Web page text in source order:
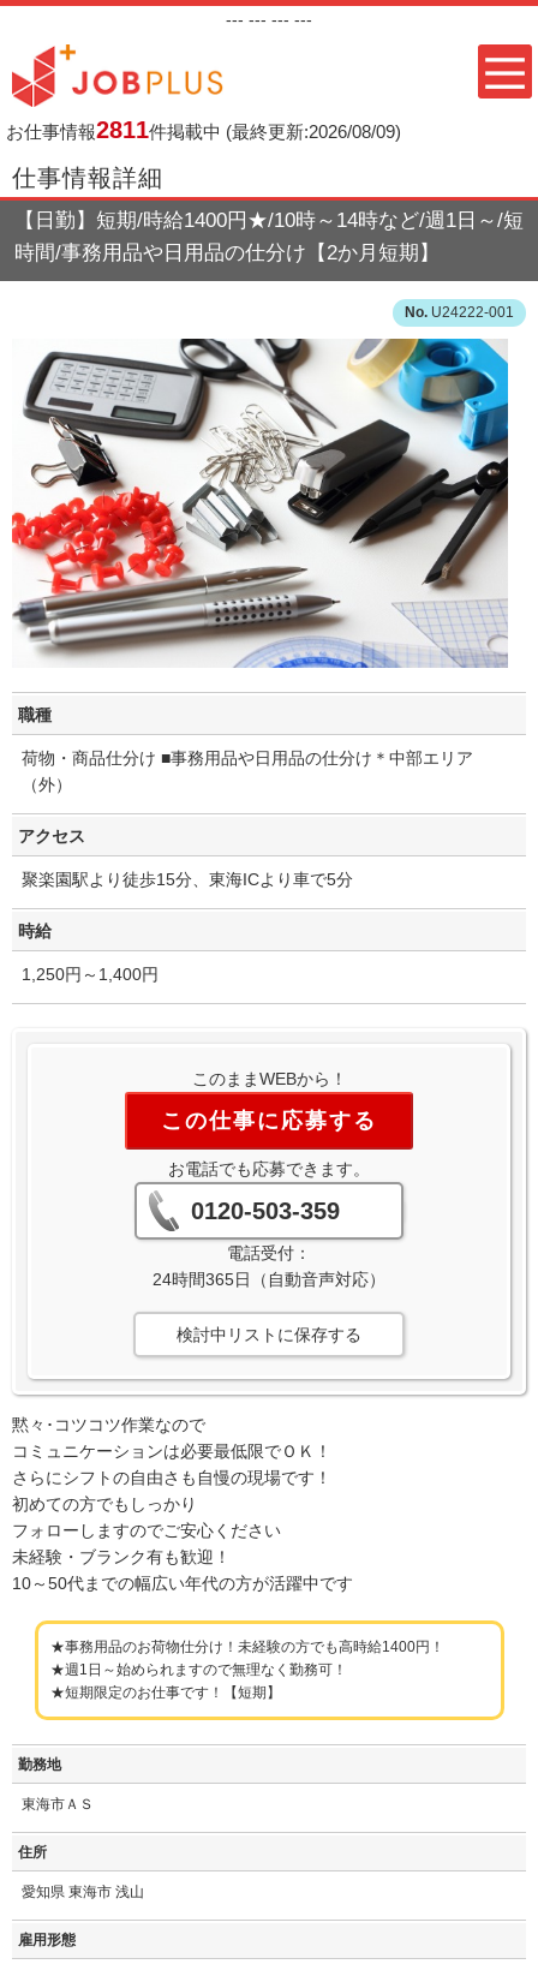
--- --- --- ---
お仕事情報2811件掲載中 (最終更新:2026/08/09)
仕事情報詳細
【日勤】短期/時給1400円★/10時～14時など/週1日～/短
時間/事務用品や日用品の仕分け【2か月短期】
U24222-001
職種
荷物・商品仕分け ■事務用品や日用品の仕分け＊中部エリア
（外）
アクセス
聚楽園駅より徒歩15分、東海ICより車で5分
時給
1,250円～1,400円
このままWEBから！
この仕事に応募する
お電話でも応募できます。
0120-503-359
電話受付：
24時間365日（自動音声対応）
検討中リストに保存する
黙々･コツコツ作業なので
コミュニケーションは必要最低限でＯＫ！
さらにシフトの自由さも自慢の現場です！
初めての方でもしっかり
フォローしますのでご安心ください
未経験・ブランク有も歓迎！
10～50代までの幅広い年代の方が活躍中です
★事務用品のお荷物仕分け！未経験の方でも高時給1400円！
★週1日～始められますので無理なく勤務可！
★短期限定のお仕事です！【短期】
勤務地
東海市ＡＳ
住所
愛知県 東海市 浅山
雇用形態